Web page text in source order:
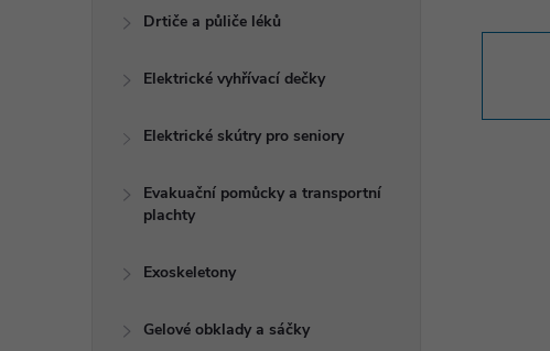
Drtiče a půliče léků
Elektrické vyhřívací dečky
Elektrické skútry pro seniory
Evakuační pomůcky a transportní
plachty
Exoskeletony
Gelové obklady a sáčky